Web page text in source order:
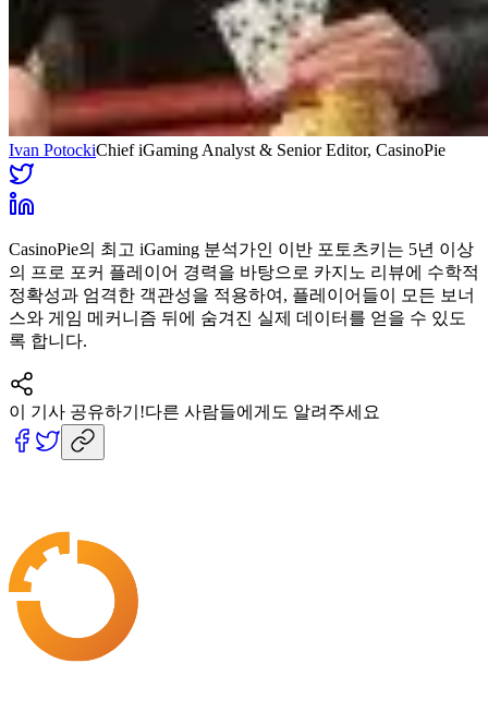
Ivan PotockiChief iGaming Analyst & Senior Editor, CasinoPie
CasinoPie의 최고 iGaming 분석가인 이반 포토츠키는 5년 이상
의 프로 포커 플레이어 경력을 바탕으로 카지노 리뷰에 수학적
정확성과 엄격한 객관성을 적용하여, 플레이어들이 모든 보너
스와 게임 메커니즘 뒤에 숨겨진 실제 데이터를 얻을 수 있도
록 합니다.
이 기사 공유하기!다른 사람들에게도 알려주세요